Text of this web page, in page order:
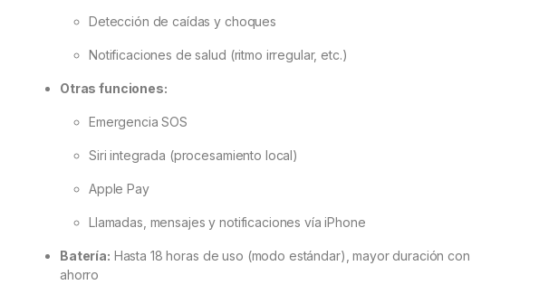
Detección de caídas y choques
Notificaciones de salud (ritmo irregular, etc.)
Otras funciones:
Emergencia SOS
Siri integrada (procesamiento local)
Apple Pay
Llamadas, mensajes y notificaciones vía iPhone
Batería: Hasta 18 horas de uso (modo estándar), mayor duración con
ahorro